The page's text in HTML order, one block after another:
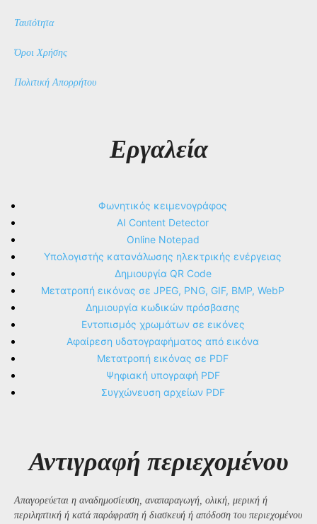
Ταυτότητα
Όροι Χρήσης
Πολιτική Απορρήτου
Εργαλεία
Φωνητικός κειμενογράφος
AI Content Detector
Online Notepad
Υπολογιστής κατανάλωσης ηλεκτρικής ενέργειας
Δημιουργία QR Code
Μετατροπή εικόνας σε JPEG, PNG, GIF, BMP, WebP
Δημιουργία κωδικών πρόσβασης
Εντοπισμός χρωμάτων σε εικόνες
Αφαίρεση υδατογραφήματος από εικόνα
Μετατροπή εικόνας σε PDF
Ψηφιακή υπογραφή PDF
Συγχώνευση αρχείων PDF
Αντιγραφή περιεχομένου
Απαγορεύεται η αναδημοσίευση, αναπαραγωγή, ολική, μερική ή
περιληπτική ή κατά παράφραση ή διασκευή ή απόδοση του περιεχομένου